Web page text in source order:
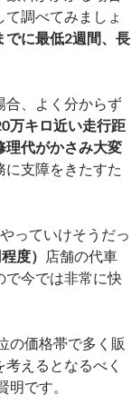
調べてみましょ
でに最低2週間、長
合、よく分からず
万キロ近い走行距
理代がかさみ大変
に支障をきたすた
っていけそうだっ
度） 店舗の代車
で今では非常に快
の価格帯で多く販
考えるとなるべく
です。